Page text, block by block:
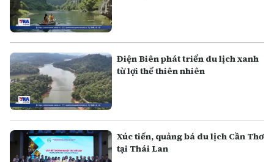
Điện Biên phát triển du lịch xanh
từ lợi thế thiên nhiên
Xúc tiến, quảng bá du lịch Cần Thơ
tại Thái Lan